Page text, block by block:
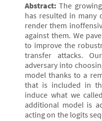
Abstract: The
has resulted in many
render them
against them. We
to improve the
transfer attacks.
adversary into
model thanks to a
that is included in
induce what we
additional model is
acting on the logits